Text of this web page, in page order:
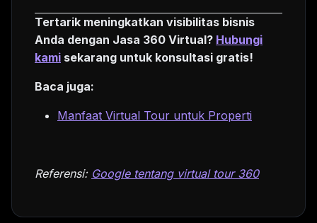
Tertarik meningkatkan visibilitas bisnis
Anda dengan Jasa 360 Virtual? Hubungi
kami sekarang untuk konsultasi gratis!
Baca juga:
Manfaat Virtual Tour untuk Properti
Referensi: Google tentang virtual tour 360